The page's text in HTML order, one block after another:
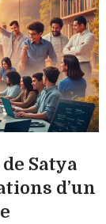
Satya
d’un